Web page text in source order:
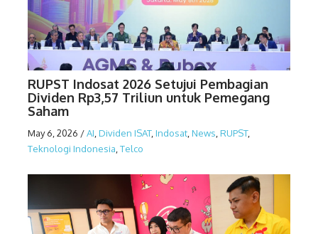
RUPST Indosat 2026 Setujui Pembagian
Dividen Rp3,57 Triliun untuk Pemegang
Saham
May 6, 2026 /AI,Dividen ISAT,Indosat,News,RUPST,
Teknologi Indonesia,Telco